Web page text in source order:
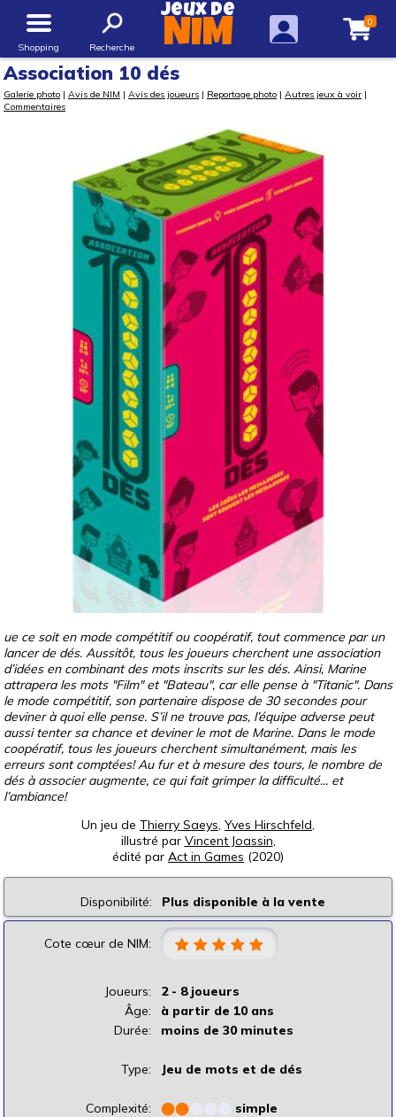
Shopping Recherche
Jeux de
NIM 0
Association 10 dés
Galerie photo | Avis de NIM | Avis des joueurs | Reportage photo | Autres jeux à voir |
Commentaires
ue ce soit en mode compétitif ou coopératif, tout commence par un
lancer de dés. Aussitôt, tous les joueurs cherchent une association
d’idées en combinant des mots inscrits sur les dés. Ainsi, Marine
attrapera les mots "Film" et "Bateau", car elle pense à "Titanic". Dans
le mode compétitif, son partenaire dispose de 30 secondes pour
deviner à quoi elle pense. S’il ne trouve pas, l’équipe adverse peut
aussi tenter sa chance et deviner le mot de Marine. Dans le mode
coopératif, tous les joueurs cherchent simultanément, mais les
erreurs sont comptées! Au fur et à mesure des tours, le nombre de
dés à associer augmente, ce qui fait grimper la difficulté... et
l’ambiance!
Un jeu de Thierry Saeys, Yves Hirschfeld,
illustré par Vincent Joassin,
édité par Act in Games (2020)
Disponibilité: Plus disponible à la vente
Cote cœur de NIM:
Joueurs:
2 - 8 joueurs
Âge:
à partir de 10 ans
Durée:
moins de 30 minutes
Type: Jeu de mots et de dés
Complexité: ⬤⬤
simple